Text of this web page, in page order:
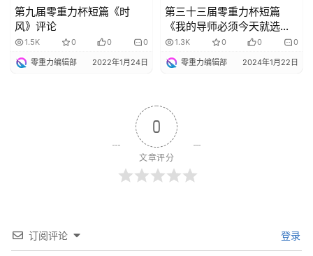
第九届零重力杯短篇《时
风》评论
1.5K 0 0 0
零重力编辑部 2022年1月24日
第三十三届零重力杯短篇
《我的导师必须今天就选》
评论
1.3K 0 0 0
零重力编辑部 2024年1月22日
0
文章评分
订阅评论 登录